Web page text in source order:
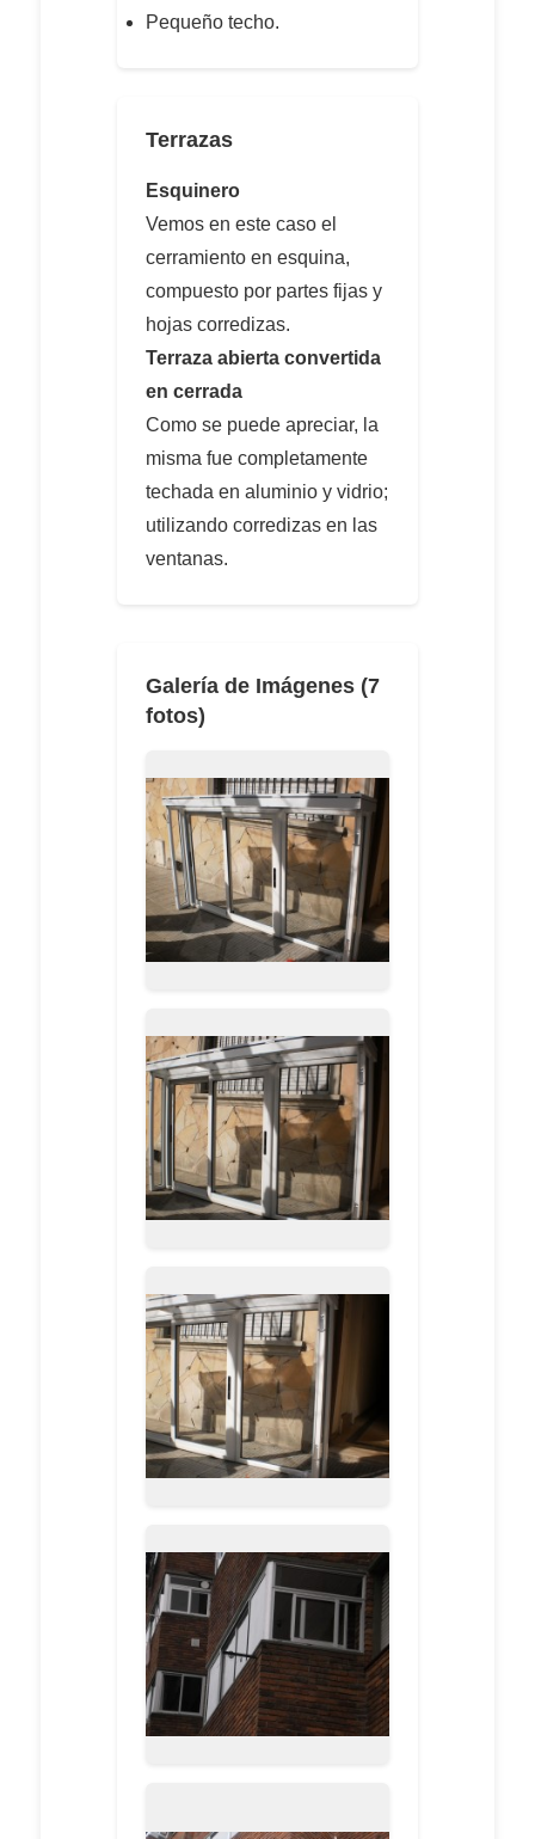
Pequeño techo.
Terrazas
Esquinero
Vemos en este caso el
cerramiento en esquina,
compuesto por partes fijas y
hojas corredizas.
Terraza abierta convertida
en cerrada
Como se puede apreciar, la
misma fue completamente
techada en aluminio y vidrio;
utilizando corredizas en las
ventanas.
Galería de Imágenes (7
fotos)